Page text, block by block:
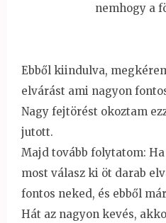
nemhogy a
Ebből kiindulva,
elvárást ami nagyon
Nagy fejtörést okoztam
jutott.
Majd tovább folytatom:
most válasz ki öt darab
fontos neked, és ebből
Hát az nagyon kevés,